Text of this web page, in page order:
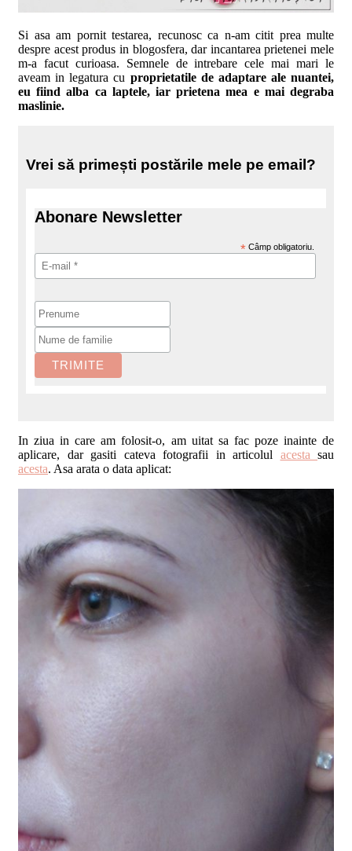
Si asa am pornit testarea, recunosc ca n-am citit prea multe
despre acest produs in blogosfera, dar incantarea prietenei mele
m-a facut curioasa. Semnele de intrebare cele mai mari le
aveam in legatura cu proprietatile de adaptare ale nuantei,
eu fiind alba ca laptele, iar prietena mea e mai degraba
maslinie.
Vrei să primești postările mele pe email?
Abonare Newsletter
* Câmp obligatoriu.
In ziua in care am folosit-o, am uitat sa fac poze inainte de
aplicare, dar gasiti cateva fotografii in articolul acesta sau
acesta. Asa arata o data aplicat: